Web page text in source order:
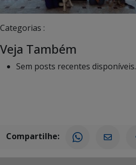
Categorias :
Veja Também
Sem posts recentes disponíveis.
Compartilhe: